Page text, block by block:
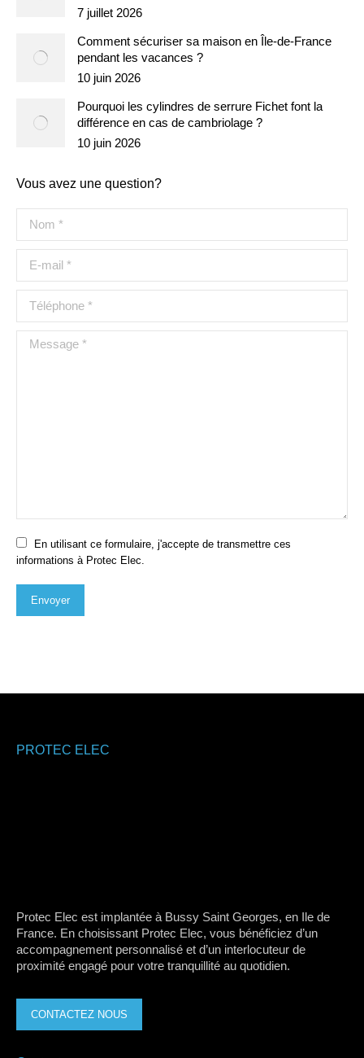
7 juillet 2026
Comment sécuriser sa maison en Île-de-France
pendant les vacances ?
10 juin 2026
Pourquoi les cylindres de serrure Fichet font la
différence en cas de cambriolage ?
10 juin 2026
Vous avez une question?
Message *
En utilisant ce formulaire, j'accepte de transmettre ces
informations à Protec Elec.
Envoyer
PROTEC ELEC
Protec Elec est implantée à Bussy Saint Georges, en Ile de
France. En choisissant Protec Elec, vous bénéficiez d’un
accompagnement personnalisé et d’un interlocuteur de
proximité engagé pour votre tranquillité au quotidien.
CONTACTEZ NOUS